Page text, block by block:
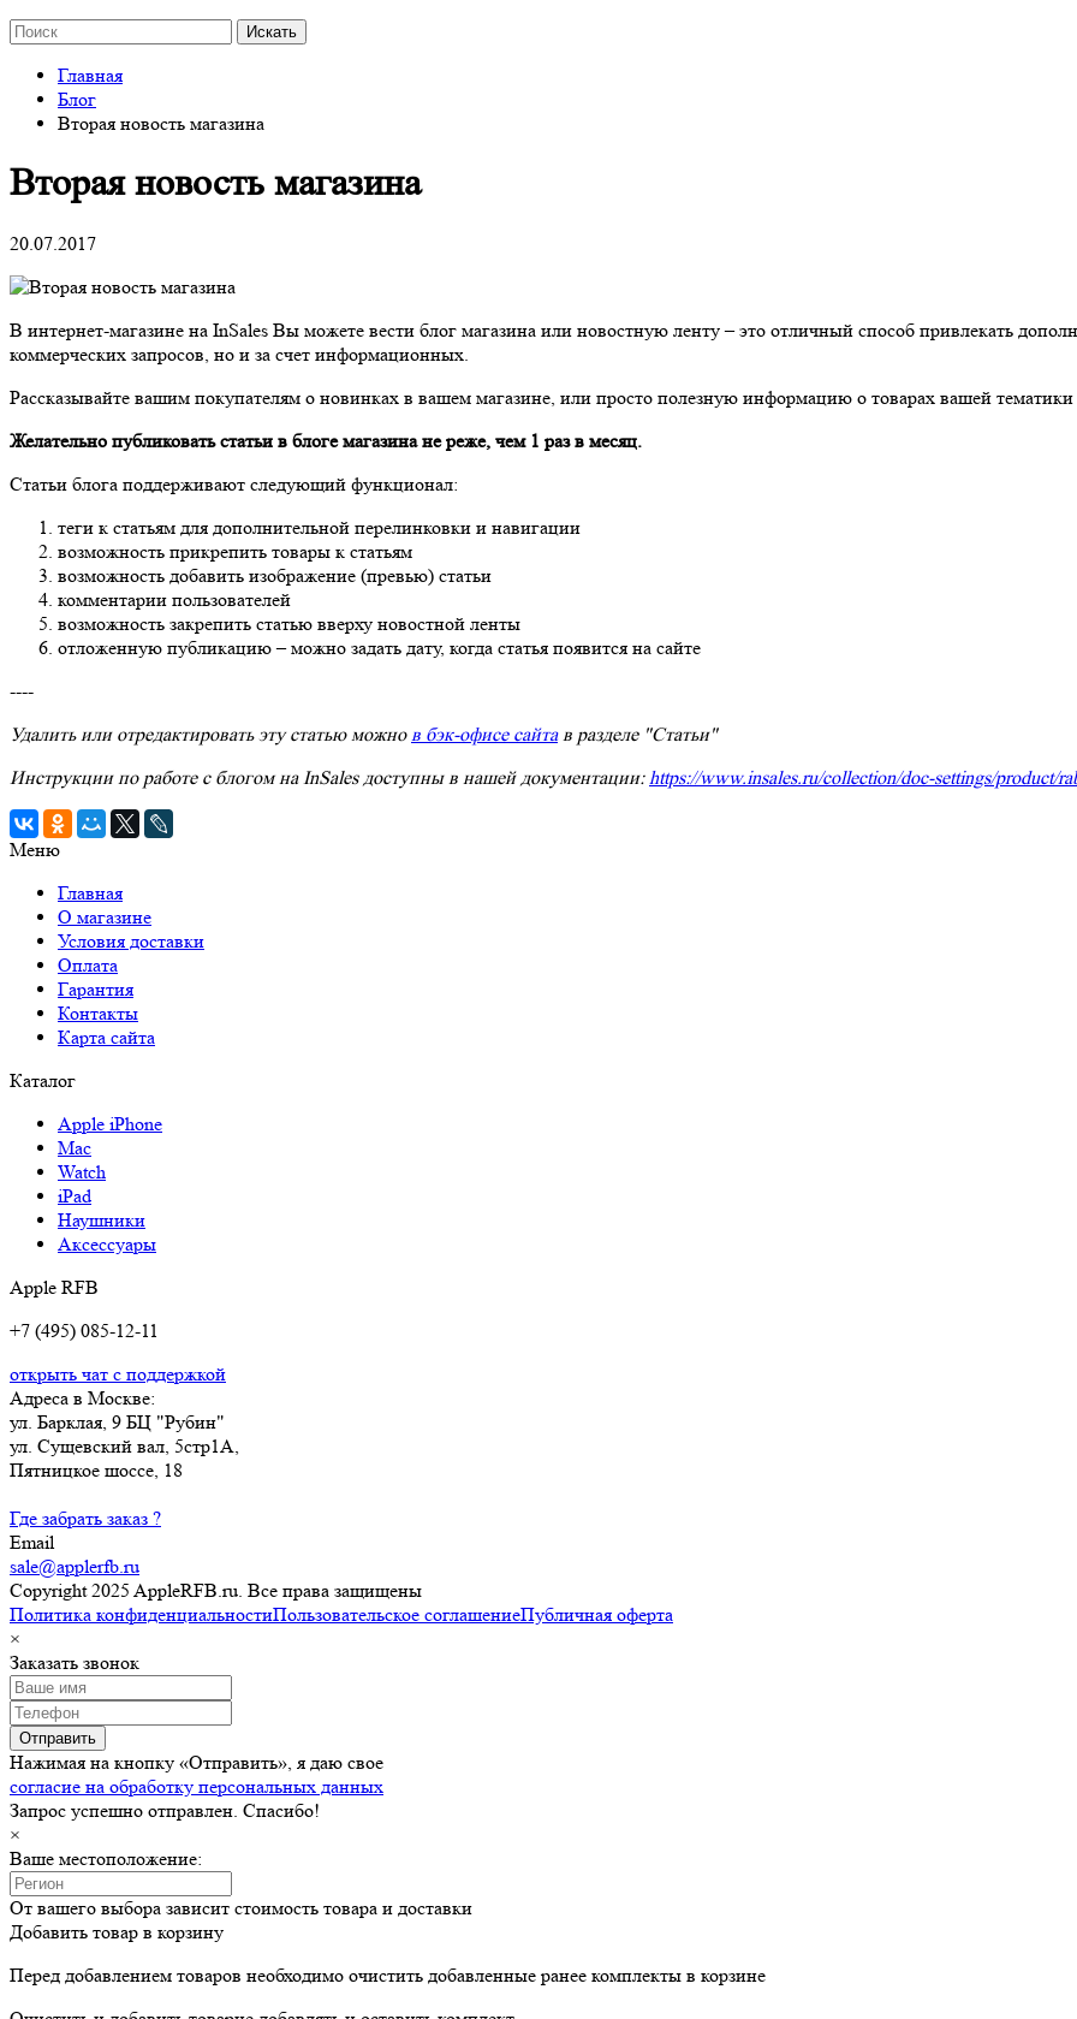
Главная
Блог
Вторая новость магазина
Вторая новость магазина
20.07.2017
В интернет-магазине на InSales Вы можете вести блог магазина или новостную ленту – это отличный способ привлекать
коммерческих запросов, но и за счет информационных.
Рассказывайте вашим покупателям о новинках в вашем магазине, или просто полезную информацию о товарах вашей
Желательно публиковать статьи в блоге магазина не реже, чем 1 раз в месяц.
Статьи блога поддерживают следующий функционал:
теги к статьям для дополнительной перелинковки и навигации
возможность прикрепить товары к статьям
возможность добавить изображение (превью) статьи
комментарии пользователей
возможность закрепить статью вверху новостной ленты
отложенную публикацию – можно задать дату, когда статья появится на сайте
----
Удалить или отредактировать эту статью можнов бэк-офисе сайтав разделе "Статьи"
Инструкции по работе с блогом на InSales доступны в нашей документации:https://www.insales.ru/collection/doc-settings/product/
Меню
Главная
О магазине
Условия доставки
Оплата
Гарантия
Контакты
Карта сайта
Каталог
Apple iPhone
Mac
Watch
iPad
Наушники
Аксессуары
Apple RFB
+7 (495) 085-12-11
открыть чат с поддержкой
Адреса в Москве:
ул. Барклая, 9 БЦ "Рубин"
ул. Сущевский вал, 5стр1А,
Пятницкое шоссе, 18
Где забрать заказ ?
Email
sale@applerfb.ru
Copyright 2025 AppleRFB.ru. Все права защищены
Политика конфиденциальностиПользовательское соглашениеПубличная оферта
×
Заказать звонок
Отправить
Нажимая на кнопку «Отправить», я даю свое
согласие на обработку персональных данных
Запрос успешно отправлен. Спасибо!
×
Ваше местоположение:
От вашего выбора зависит стоимость товара и доставки
Добавить товар в корзину
Перед добавлением товаров необходимо очистить добавленные ранее комплекты в корзине